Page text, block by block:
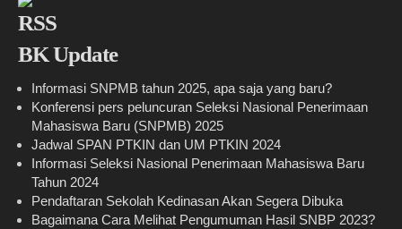
BK Update
Informasi SNPMB tahun 2025, apa saja yang baru?
Konferensi pers peluncuran Seleksi Nasional Penerimaan
Mahasiswa Baru (SNPMB) 2025
Jadwal SPAN PTKIN dan UM PTKIN 2024
Informasi Seleksi Nasional Penerimaan Mahasiswa Baru
Tahun 2024
Pendaftaran Sekolah Kedinasan Akan Segera Dibuka
Bagaimana Cara Melihat Pengumuman Hasil SNBP 2023?